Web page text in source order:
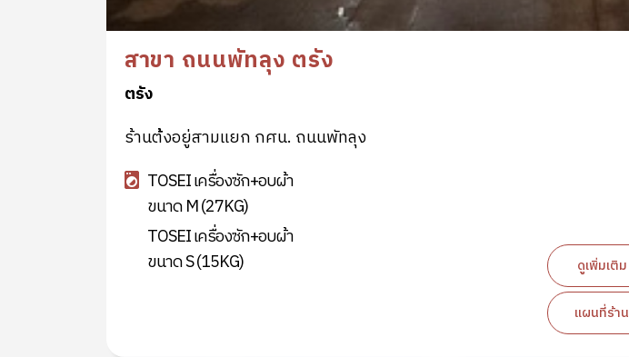
สาขา ถนนพัทลุง ตรัง
ตรัง
ร้านต้้งอยู่สามแยก กศน. ถนนพัทลุง
TOSEI เครื่องซัก+อบผ้า
ขนาด M (27KG)
TOSEI เครื่องซัก+อบผ้า
ขนาด S (15KG)
ดูเพิ่มเติม
แผนที่ร้าน